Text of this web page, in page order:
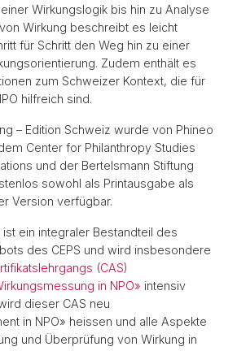
Wirkungslogik bis hin zu Analyse
Wirkung beschreibt es leicht
für Schritt den Weg hin zu einer
Zudem enthält es
zum Schweizer Kontext, die für
hilfreich sind.
– Edition Schweiz wurde von Phineo
Center for Philanthropy Studies
und der Bertelsmann Stiftung
sowohl als Printausgabe als
Version verfügbar.
ein integraler Bestandteil des
des CEPS und wird insbesondere
(CAS)
in NPO» intensiv
dieser CAS neu
in NPO» heissen und alle Aspekte
und Überprüfung von Wirkung in